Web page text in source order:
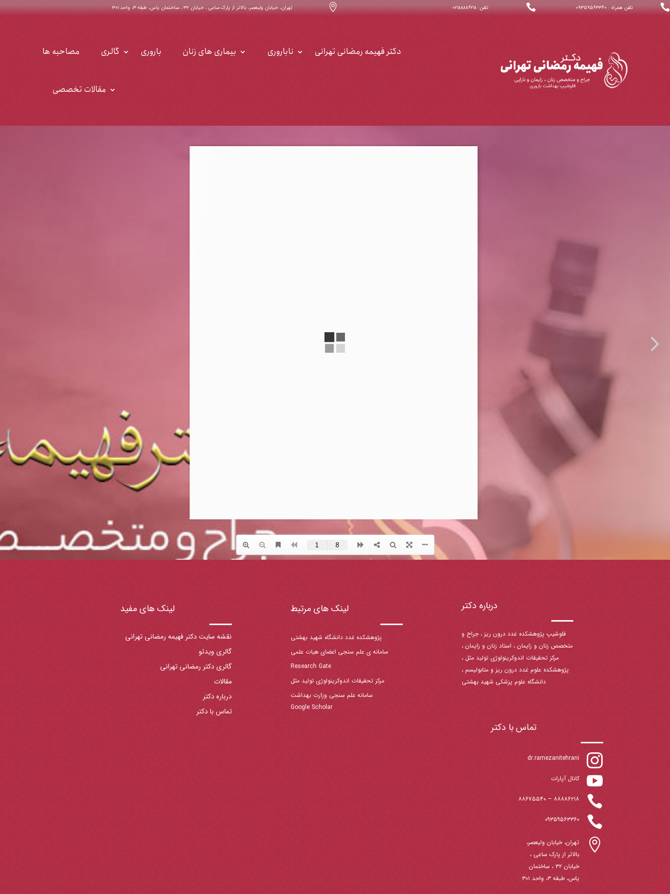
 تهران، خیابان ولیعصر، بالاتر از پارک ساعی ، خیابان ۳۲ ، ساختمان یاس، طبقه ۳، واحد ۳۰۱  تلفن: ۰۲۱۸۸۸۸۶۲۱۸  نلفن همراه : ۰۹۳۵۹۵۶۳۳۶۰
دکتر فهیمه رمضانی تهرانی ناباروری بیماری های زنان باروری گالری مصاحبه ها
مقالات تخصصی
درباره دکتر
فلوشیپ پژوهشکده غدد درون ریز ، جراح و
متخصص زنان و زایمان ، استاد زنان و زایمان ،
مرکز تحقیقات اندوکرینولوژی تولید مثل ،
پژوهشکده علوم غدد درون ریز و متابولیسم ،
دانشگاه علوم پزشکی شهید بهشتی
لینک های مرتبط
پژوهشکده غدد دانشگاه شهید بهشتی
سامانه ی علم سنجی اعضای هیات علمی
Research Gate
مرکز تحقیقات اندوکرینولوژی تولید مثل
سامانه علم سنجی وزارت بهداشت
Google Scholar
لینک های مفید
نقشه سایت دکتر فهیمه رمضانی تهرانی
گالری ویدئو
گالری دکتر رمضانی تهرانی
مقالات
درباره دکتر
تماس با دکتر
تماس با دکتر

dr.ramezanitehrani
 کانال آپارات
 ۸۸۸۸۶۲۱۸– ۸۸۶۷۵۵۴۰
 ۰۹۳۵۹۵۶۳۳۶۰

تهران، خیابان ولیعصر،
بالاتر از پارک ساعی ،
خیابان ۳۲ ، ساختمان
یاس، طبقه ۳، واحد ۳۰۱